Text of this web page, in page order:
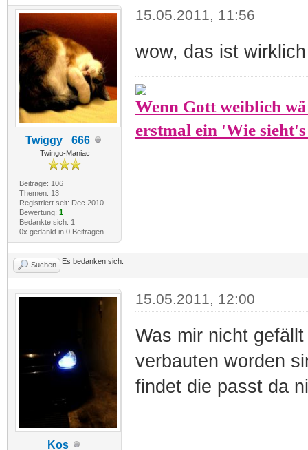
Twiggy _666
Twingo-Maniac
Beiträge: 106
Themen: 13
Registriert seit: Dec 2010
Bewertung: 1
Bedankte sich: 1
0x gedankt in 0 Beiträgen
15.05.2011, 11:56
wow, das ist
Wenn Gott weiblich
erstmal ein 'Wie
Suchen Es bedanken sich:
Kos
15.05.2011, 12:00
Was mir nicht
verbauten worden
findet die passt da